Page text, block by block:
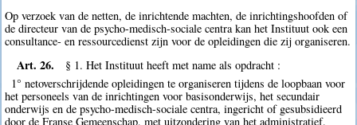
Op verzoek van de netten, de inrichtende machten, de inrichtingshoofden of
de directeur van de psycho-medisch-sociale centra kan het Instituut ook een
consultance- en ressourcedienst zijn voor de opleidingen die zij organiseren.
Art. 26.
§ 1. Het Instituut heeft met name als opdracht :
1° netoverschrijdende opleidingen te organiseren tijdens de loopbaan voor
het personeels van de inrichtingen voor basisonderwijs, het secundair
onderwijs en de psycho-medisch-sociale centra, ingericht of gesubsidieerd
door de Franse Gemeenschap, met uitzondering van het administratief,